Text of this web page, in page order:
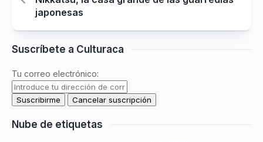
japonesas
Suscríbete a Culturaca
Tu correo electrónico:
Nube de etiquetas